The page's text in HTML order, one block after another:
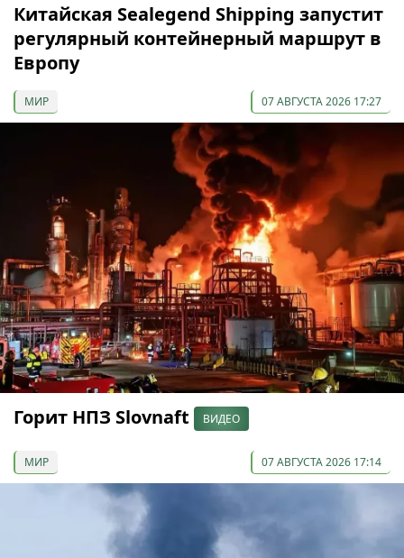
Китайская Sealegend Shipping запустит
регулярный контейнерный маршрут в
Европу
МИР 07 АВГУСТА 2026 17:27
Горит НПЗ Slovnaft ВИДЕО
МИР 07 АВГУСТА 2026 17:14